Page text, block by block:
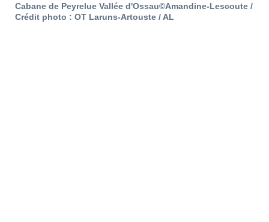
Cabane de Peyrelue Vallée d'Ossau©Amandine-Lescoute /
Crédit photo : OT Laruns-Artouste / AL